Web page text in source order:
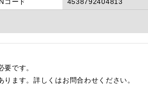
コード 4538792404813
です。
ます。詳しくはお問合わせください。